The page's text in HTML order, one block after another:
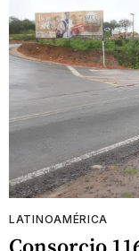
LATINOAMÉRICA